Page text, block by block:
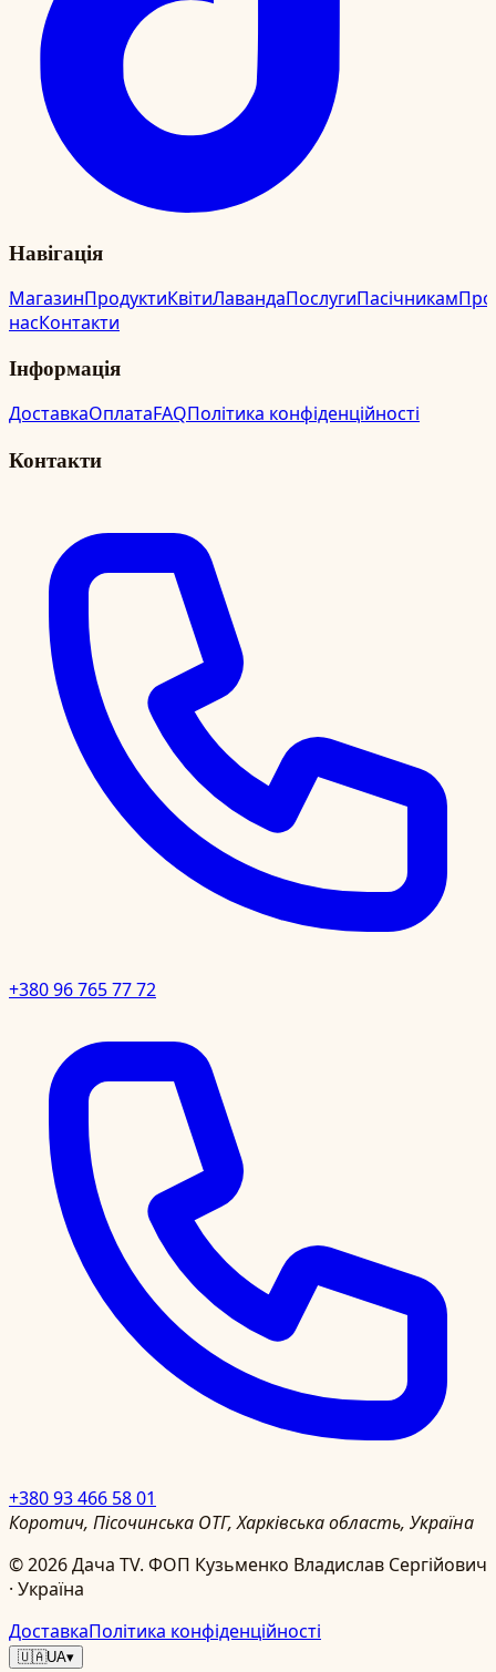
Навігація
МагазинПродуктиКвітиЛавандаПослугиПасічникамПро
насКонтакти
Інформація
ДоставкаОплатаFAQПолітика конфіденційності
Контакти
+380 96 765 77 72
+380 93 466 58 01
Коротич, Пісочинська ОТГ, Харківська область, Україна
©2026Дача TV. ФОП Кузьменко Владислав Сергійович
· Україна
ДоставкаПолітика конфіденційності
🇺🇦UA▾